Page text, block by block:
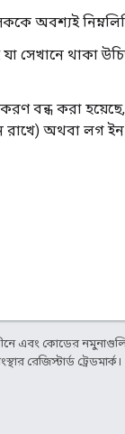
অবশ্যই
সেখানে থাকা
বন্ধ করা
রাখে) অথবা লগ
এবং কোডের
রেজিস্টার্ড ট্রেডমার্ক।